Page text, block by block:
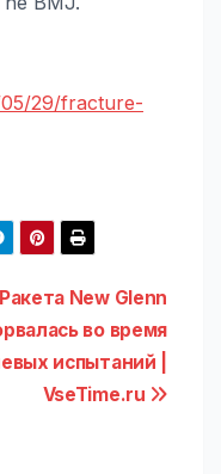
29/fracture-
Ракета New Glenn
во время
испытаний |
VseTime.ru